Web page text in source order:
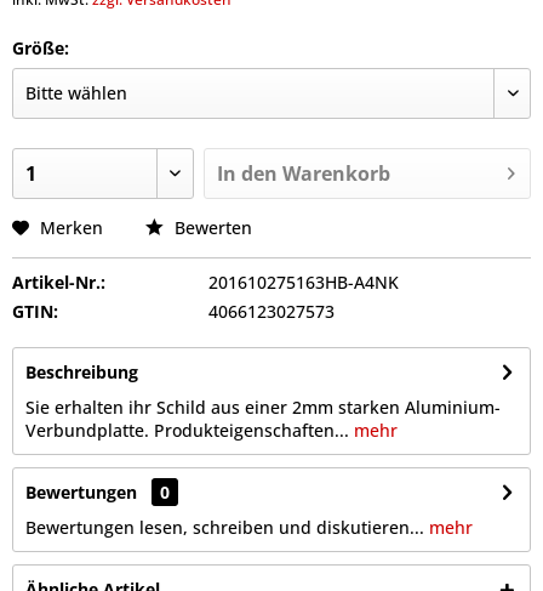
Größe:
In den Warenkorb
Merken Bewerten
Artikel-Nr.:
201610275163HB-A4NK
GTIN:
4066123027573
Beschreibung
Sie erhalten ihr Schild aus einer 2mm starken Aluminium-
Verbundplatte. Produkteigenschaften... mehr
Bewertungen
0
Bewertungen lesen, schreiben und diskutieren... mehr